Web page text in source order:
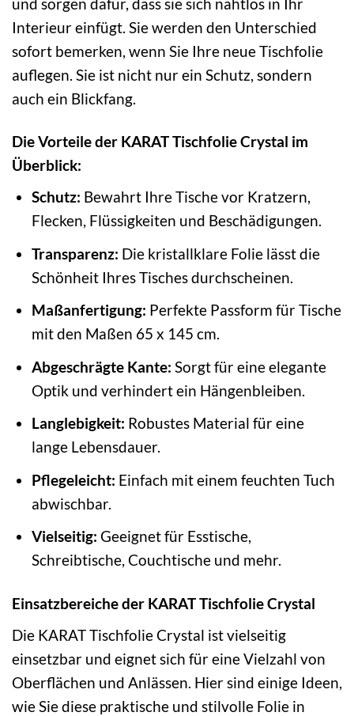
Interieur einfügt. Sie werden den Unterschied
sofort bemerken, wenn Sie Ihre neue Tischfolie
auflegen. Sie ist nicht nur ein Schutz, sondern
auch ein Blickfang.
Die Vorteile der KARAT Tischfolie Crystal im
Überblick:
Schutz: Bewahrt Ihre Tische vor Kratzern,
Flecken, Flüssigkeiten und Beschädigungen.
Transparenz: Die kristallklare Folie lässt die
Schönheit Ihres Tisches durchscheinen.
Maßanfertigung: Perfekte Passform für Tische
mit den Maßen 65 x 145 cm.
Abgeschrägte Kante: Sorgt für eine elegante
Optik und verhindert ein Hängenbleiben.
Langlebigkeit: Robustes Material für eine
lange Lebensdauer.
Pflegeleicht: Einfach mit einem feuchten Tuch
abwischbar.
Vielseitig: Geeignet für Esstische,
Schreibtische, Couchtische und mehr.
Einsatzbereiche der KARAT Tischfolie Crystal
Die KARAT Tischfolie Crystal ist vielseitig
einsetzbar und eignet sich für eine Vielzahl von
Oberflächen und Anlässen. Hier sind einige Ideen,
wie Sie diese praktische und stilvolle Folie in